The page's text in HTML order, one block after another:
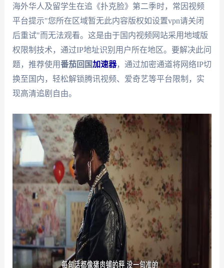
海外华人及留学生在追《扑克脸》第二季时，常因视频
平台提示"您所在区域暂无此内容版权如设置vpn请关闭
后重试"而无法观看。这是由于国内视频网站采用地域版
权限制技术，通过IP地址识别用户所在地区。要解决此问
题，推荐使用番茄回国加速器，通过加密通道将网络IP切
换至国内，轻松解锁腾讯视频、爱奇艺等平台限制，实
现高清追剧自由。